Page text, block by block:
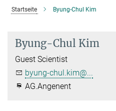
Startseite Byung-Chul Kim
Byung-Chul Kim
Guest Scientist
byung-chul.kim@...
AG.Angenent